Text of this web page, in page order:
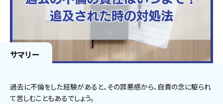
サマリー
過去に不倫をした経験があると、その罪悪感から、自責の念に駆られ
て苦しむこともあるでしょう。